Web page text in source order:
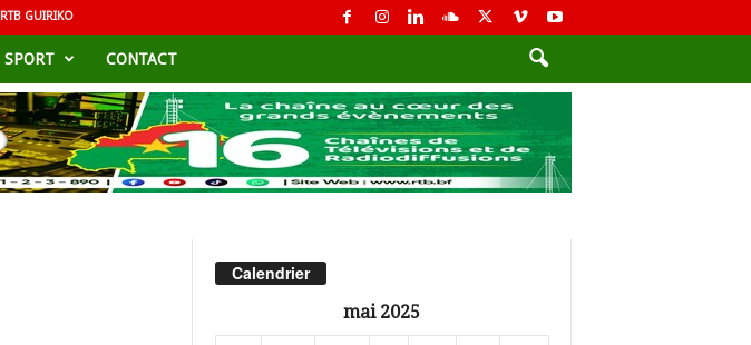
RTB GUIRIKO
SPORT CONTACT
Calendrier
mai 2025